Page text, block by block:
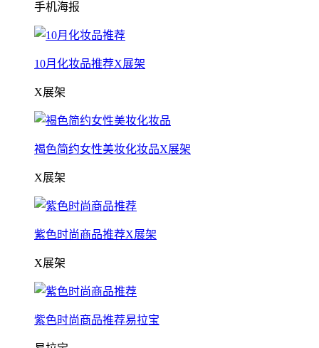
手机海报
10月化妆品推荐X展架
X展架
褐色简约女性美妆化妆品X展架
X展架
紫色时尚商品推荐X展架
X展架
紫色时尚商品推荐易拉宝